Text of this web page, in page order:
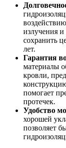
излучения и
сохранить
лет.
Гарантия
материалы
кровли,
помогает
протечек.
Удобство
хорошей
позволяет